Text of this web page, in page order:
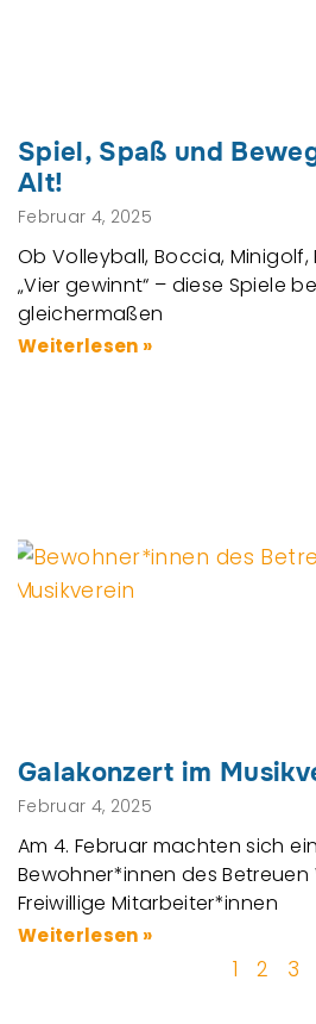
Spiel, Spaß und
Alt!
Februar 4, 2025
Ob Volleyball, Boccia,
„Vier gewinnt“ – diese Spiele
gleichermaßen
Weiterlesen »
Galakonzert im
Februar 4, 2025
Am 4. Februar machten sich
Bewohner*innen des
Freiwillige Mitarbeiter*innen
Weiterlesen »
1 2 3